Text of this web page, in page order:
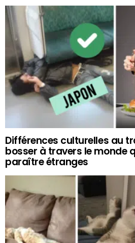
Différences culturelles au
bosser à travers le monde
paraître étranges